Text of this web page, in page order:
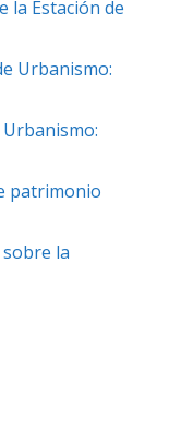
la Estación de
Urbanismo:
patrimonio
la